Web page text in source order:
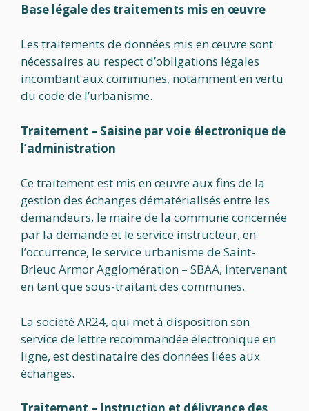
Base légale des traitements mis en œuvre
Les traitements de données mis en œuvre sont
nécessaires au respect d’obligations légales
incombant aux communes, notamment en vertu
du code de l’urbanisme.
Traitement – Saisine par voie électronique de
l’administration
Ce traitement est mis en œuvre aux fins de la
gestion des échanges dématérialisés entre les
demandeurs, le maire de la commune concernée
par la demande et le service instructeur, en
l’occurrence, le service urbanisme de Saint-
Brieuc Armor Agglomération – SBAA, intervenant
en tant que sous-traitant des communes.
La société AR24, qui met à disposition son
service de lettre recommandée électronique en
ligne, est destinataire des données liées aux
échanges.